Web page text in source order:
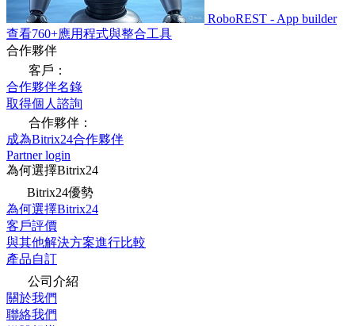
RoboREST - App builder
查看760+應用程式與整合工具
合作夥伴
客戶：
合作夥伴名錄
取得個人諮詢
合作夥伴：
成為Bitrix24合作夥伴
Partner login
為何選擇Bitrix24
Bitrix24優勢
為何選擇Bitrix24
客戶評價
與其他解決方案進行比較
產品自訂
公司介紹
關於我們
聯絡我們